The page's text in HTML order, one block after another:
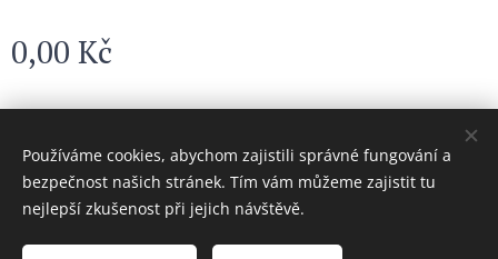
0,00 Kč
© 2024 Všechna práva vyhrazena
Cookies
Používáme cookies, abychom zajistili správné fungování a
bezpečnost našich stránek. Tím vám můžeme zajistit tu
nejlepší zkušenost při jejich návštěvě.